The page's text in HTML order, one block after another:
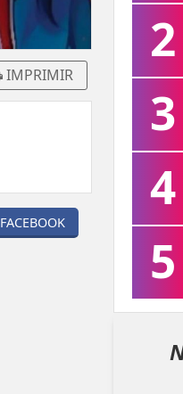
IMPRIMIR
FACEBOOK
2
3
4
5